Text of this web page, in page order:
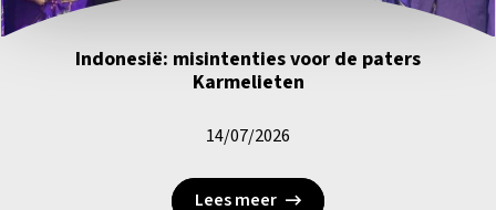
Indonesië: misintenties voor de paters
Karmelieten
14/07/2026
Lees meer